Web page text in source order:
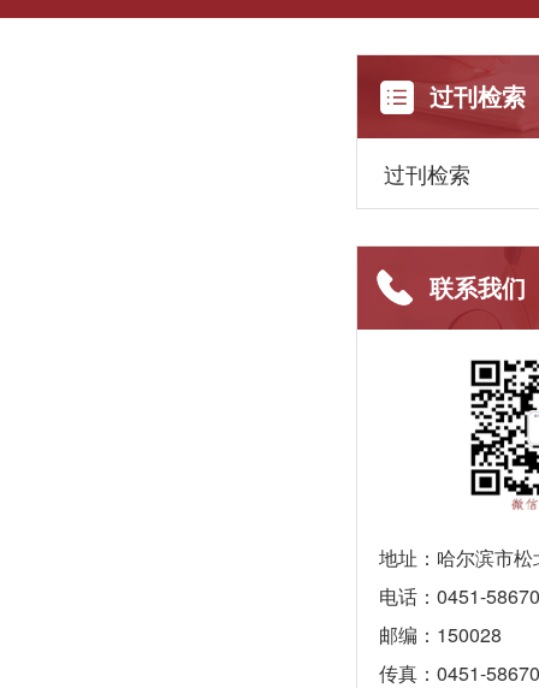
过刊检索
过刊检索
联系我们
地址：哈尔滨市
电话：0451-
邮编：150028
传真：0451-